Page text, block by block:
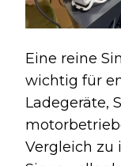
Eine reine
wichtig für
Ladegeräte,
Vergleich zu